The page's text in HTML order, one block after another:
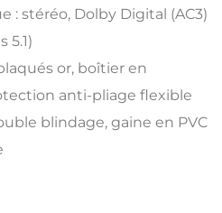
: stéréo, Dolby Digital (AC3)
5.1)
or, boîtier en
anti-pliage flexible
blindage, gaine en PVC